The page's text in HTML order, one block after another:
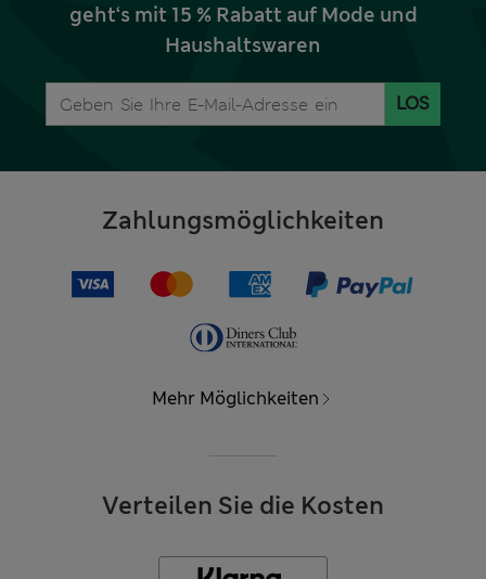
geht‘s mit 15 % Rabatt auf Mode und
Haushaltswaren
LOS
Zahlungsmöglichkeiten
Mehr Möglichkeiten
Verteilen Sie die Kosten